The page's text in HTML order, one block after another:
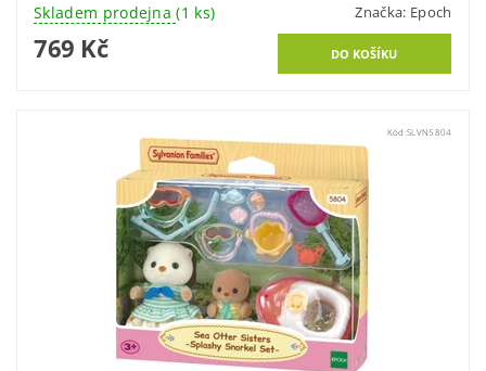
Skladem prodejna(1 ks) Značka: Epoch
769 Kč
Kód: SLVN5804